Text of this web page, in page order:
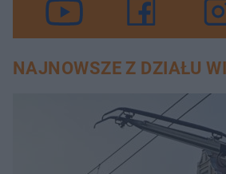
NAJNOWSZE Z DZIAŁU